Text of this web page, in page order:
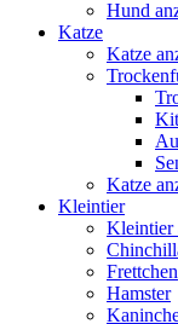
Hund
Katze
Katze
Katze
Kleintier
Kleintier
Frettchen
Hamster